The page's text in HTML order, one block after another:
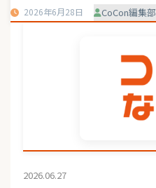
2026年6月28日 CoCon編集部
2026.06.27